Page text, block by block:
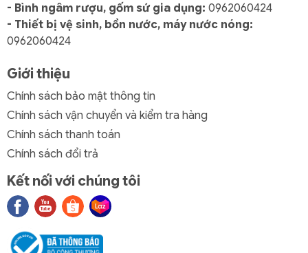
- Bình ngâm rượu, gốm sứ gia dụng: 0962060424
- Thiết bị vệ sinh, bồn nước, máy nước nóng:
0962060424
Giới thiệu
Chính sách bảo mật thông tin
Chính sách vận chuyển và kiểm tra hàng
Chính sách thanh toán
Chính sách đổi trả
Kết nối với chúng tôi